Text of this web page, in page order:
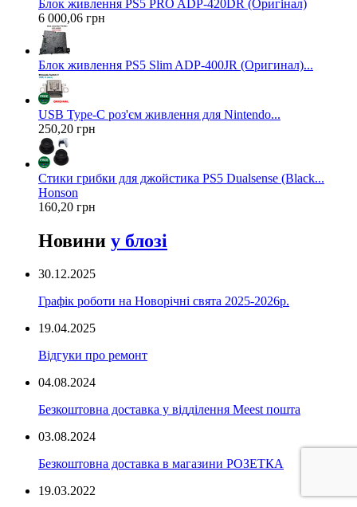
Блок живлення PS5 PRO ADP-420DR (Оригінал)
6 000,06 грн
Блок живлення PS5 Slim ADP-400JR (Оригинал)...
USB Type-C роз'єм живлення для Nintendo...
250,20 грн
Стики грибки для джойстика PS5 Dualsense (Black...
Honson
160,20 грн
Новини у блозі
30.12.2025
Графік роботи на Новорічні свята 2025-2026р.
19.04.2025
Відгуки про ремонт
04.08.2024
Безкоштовна доставка у відділення Meest пошта
03.08.2024
Безкоштовна доставка в магазини РОЗЕТКА
19.03.2022